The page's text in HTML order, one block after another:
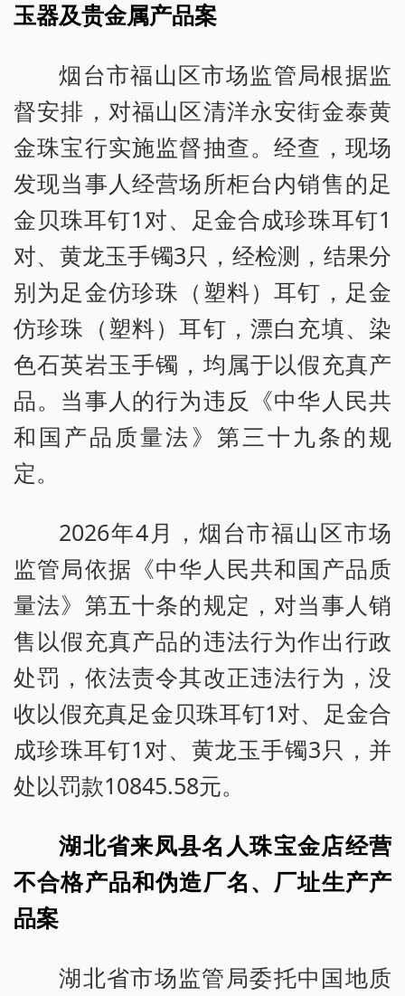
玉器及贵金属产品案
烟台市福山区市场监管局根据监
督安排，对福山区清洋永安街金泰黄
金珠宝行实施监督抽查。经查，现场
发现当事人经营场所柜台内销售的足
金贝珠耳钉1对、足金合成珍珠耳钉1
对、黄龙玉手镯3只，经检测，结果分
别为足金仿珍珠（塑料）耳钉，足金
仿珍珠（塑料）耳钉，漂白充填、染
色石英岩玉手镯，均属于以假充真产
品。当事人的行为违反《中华人民共
和国产品质量法》第三十九条的规
定。
2026年4月，烟台市福山区市场
监管局依据《中华人民共和国产品质
量法》第五十条的规定，对当事人销
售以假充真产品的违法行为作出行政
处罚，依法责令其改正违法行为，没
收以假充真足金贝珠耳钉1对、足金合
成珍珠耳钉1对、黄龙玉手镯3只，并
处以罚款10845.58元。
湖北省来凤县名人珠宝金店经营
不合格产品和伪造厂名、厂址生产产
品案
湖北省市场监管局委托中国地质